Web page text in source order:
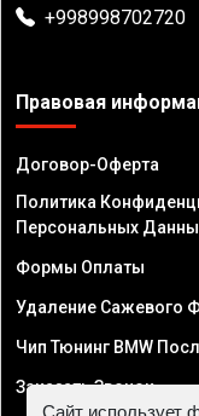
+998998702720
Правовая
Договор-Оферта
Политика
Персональных
Формы Оплаты
Удаление Сажевого
Чип Тюнинг BMW
Заказать Звонок
Сайт использует